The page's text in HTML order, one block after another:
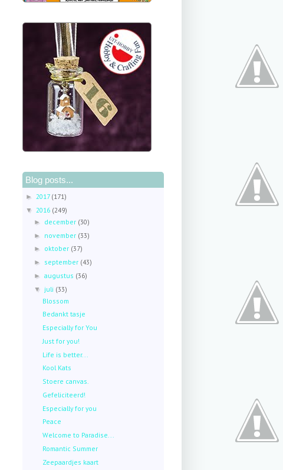
Blog posts...
► 2017 (171)
▼ 2016 (249)
► december (30)
► november (33)
► oktober (37)
► september (43)
►augustus (36)
▼ juli (33)
Blossom
Bedankt tasje
Especially for You
Just for you!
Life is better...
Kool Kats
Stoere canvas.
Gefeliciteerd!
Especially for you
Peace
Welcome to Paradise...
Romantic Summer
Zeepaardjes kaart